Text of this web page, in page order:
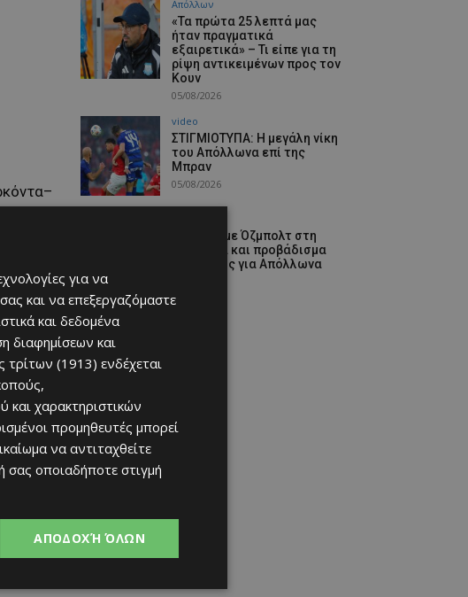
Απόλλων
«Τα πρώτα 25 λεπτά μας
ήταν πραγματικά
εξαιρετικά» – Τι είπε για τη
ρίψη αντικειμένων προς τον
Κουν
05/08/2026
video
ΣΤΙΓΜΙΟΤΥΠΑ: Η μεγάλη νίκη
του Απόλλωνα επί της
Μπραν
05/08/2026
«Διπλό» με Όζμπολτ στη
Νορβηγία και προβάδισμα
πρόκρισης για Απόλλωνα
για να
και να επεξεργαζόμαστε
και δεδομένα
διαφημίσεων και
τρίτων (1913) ενδέχεται
χαρακτηριστικών
προμηθευτές μπορεί
να αντιταχθείτε
σας οποιαδήποτε στιγμή
ΑΠΟΔΟΧΉ ΌΛΩΝ